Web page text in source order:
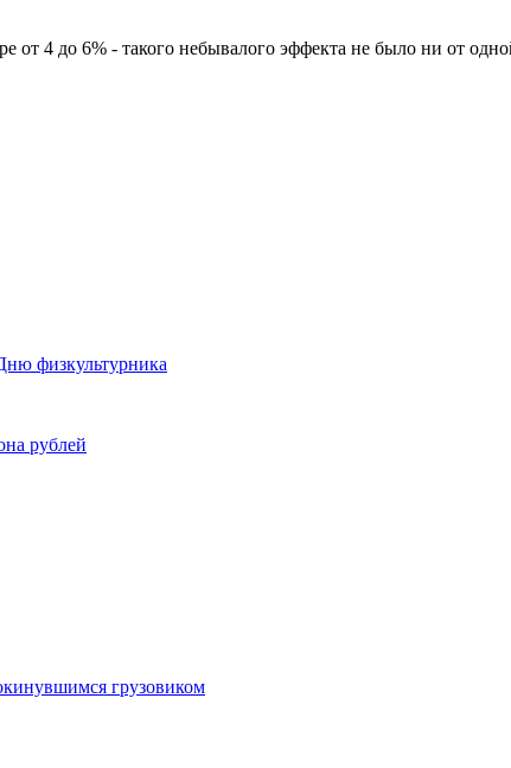
4 до 6% - такого небывалого эффекта не было ни от
физкультурника
рублей
грузовиком